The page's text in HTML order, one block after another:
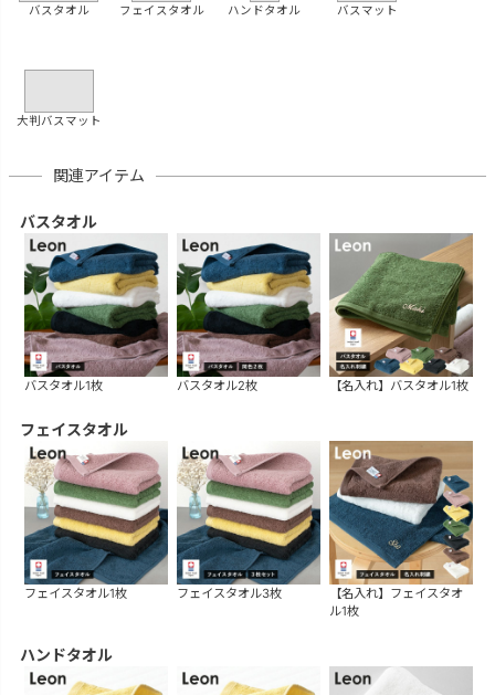
バスタオル フェイスタオル ハンドタオル バスマット
大判バスマット
関連アイテム
バスタオル
バスタオル1枚 バスタオル2枚 【名入れ】バスタオル1枚
フェイスタオル
フェイスタオル1枚 フェイスタオル3枚
【名入れ】フェイスタオ
ル1枚
ハンドタオル